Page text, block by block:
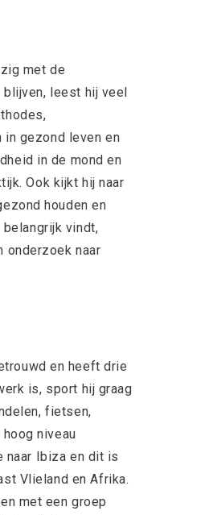
met de
blijven, leest hij veel
in gezond leven en
in de mond en
Ook kijkt hij naar
houden en
belangrijk vindt,
onderzoek naar
en heeft drie
is, sport hij graag
fietsen,
niveau
naar Ibiza en dit is
Vlieland en Afrika.
met een groep